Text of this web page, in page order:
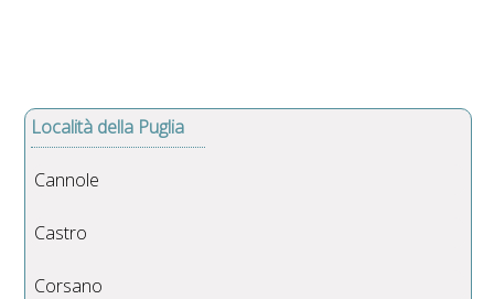
Località della Puglia
Cannole
Castro
Corsano